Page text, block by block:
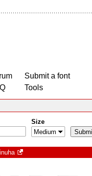
Submit a font
Tools
Size